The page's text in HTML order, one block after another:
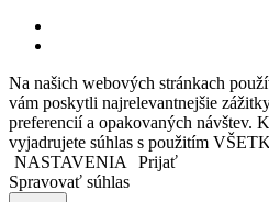
Na našich webových stránkach
vám poskytli najrelevantnejšie
preferencií a opakovaných návštev.
vyjadrujete súhlas s použitím
NASTAVENIA
Prijať
Spravovať súhlas